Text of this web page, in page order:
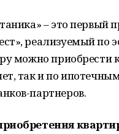
– это первый
реализуемый по
можно приобрести
так и по
партнеров.